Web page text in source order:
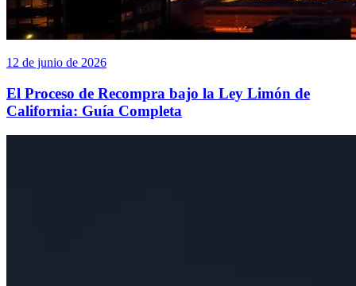
12 de junio de 2026
El Proceso de Recompra bajo la Ley Limón de
California: Guía Completa